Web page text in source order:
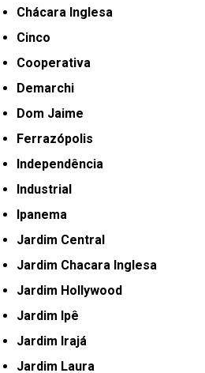
Chácara Inglesa
Cinco
Cooperativa
Demarchi
Dom Jaime
Ferrazópolis
Independência
Industrial
Ipanema
Jardim Central
Jardim Chacara Inglesa
Jardim Hollywood
Jardim Ipê
Jardim Irajá
Jardim Laura